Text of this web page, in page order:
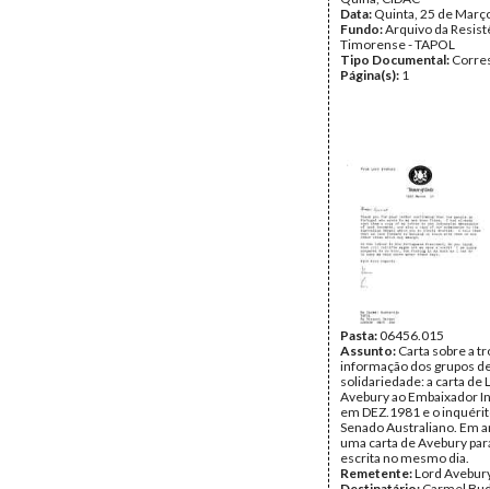
Data: Quinta, 25 de
Fundo:Arquivo da
Timorense - TAPOL
Tipo Documental:
Página(s): 1
Pasta:06456.015
Assunto: Carta sobre a
informação dos grupos
solidariedade: a carta de
Avebury ao Embaixador
em DEZ.1981 e o
Senado Australiano. Em
uma carta de Avebury
escrita no mesmo dia.
Remetente:Lord